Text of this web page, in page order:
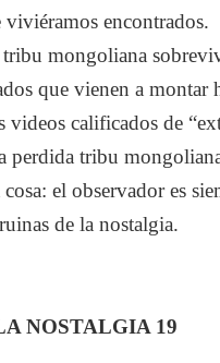
viviéramos
tribu mongoliana
que vienen a montar
videos calificados de
perdida tribu
cosa: el observador es
de la nostalgia.
NOSTALGIA 19